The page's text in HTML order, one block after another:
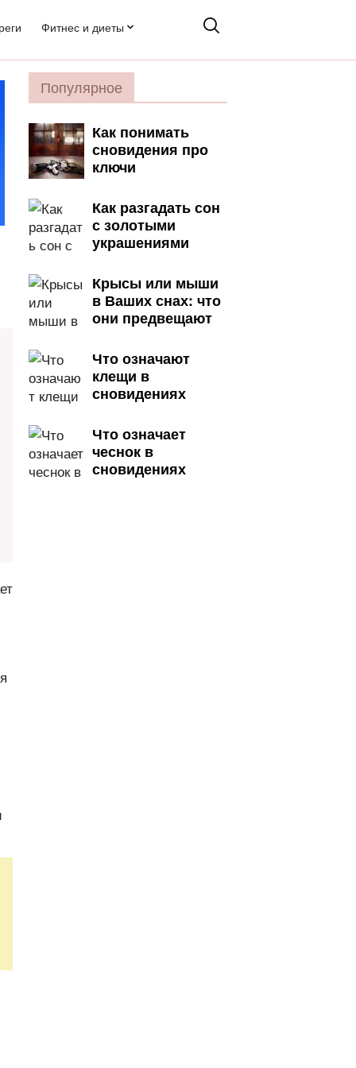
Фитнес и диеты
Популярное
Как понимать
сновидения про
ключи
Как разгадать сон
с золотыми
украшениями
Крысы или мыши
в Ваших снах: что
они предвещают
Что означают
клещи в
сновидениях
Что означает
чеснок в
сновидениях